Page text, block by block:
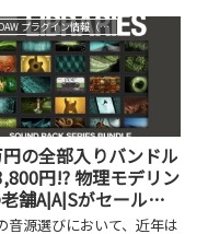
やiPad、MacでBGMや
の「ポン出し」ができるア
ーションで、ボタンをタッ
だけで...
DTM/DAW プラグイン情報（VST AU AAX）
の全部入りバンドル
円!? 物理モデリン
舗A|A|Sがセール展
音源選びにおいて、近年は